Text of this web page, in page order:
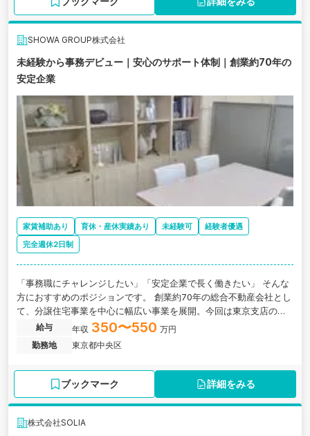
SHOWA GROUP株式会社
未経験から事務デビュー｜安心のサポート体制｜創業約70年の
安定企業
家賃補助あり 育休・産休実績あり 未経験可
経験者優遇
完全週休2日制
「事務職にチャレンジしたい」「安定企業で長く働きたい」 そんな
方におすすめのポジションです。 創業約70年の総合不動産会社とし
て、分譲住宅事業を中心に幅広い事業を展開。今回は東京支店の体
制強化に伴い、バックオフィスを支える事務スタッフを募集しま
す。 未経験の方やブランクのある方も、先輩社員が丁寧にサポート
するため、安心してスタートできる環境です。
給与 年収 350〜550 万円
勤務地
東京都中央区
ブックマーク 詳細をみる
株式会社SOLIA